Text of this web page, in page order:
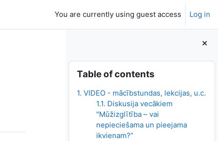
You are currently using guest access Log in
Blocks
Skip Table of contents
Table of contents
1. VIDEO - mācībstundas, lekcijas, u.c.
1.1. Diskusija vecākiem
"Mūžizglītība – vai
nepieciešama un pieejama
ikvienam?”